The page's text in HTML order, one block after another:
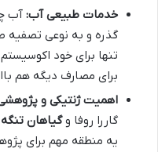
خدمات طبیعی آب: آب
گذره و به نوعی تصفیه
تنها برای خود
برای مصارف دیگه هم
اهمیت ژنتیکی و
گاررا روفا وگیاهان تنگه
یه منطقه مهم برای